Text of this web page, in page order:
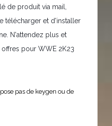
de produit via mail,
télécharger et d'installer
N'attendez plus et
pour WWE 2K23
pas de keygen ou de